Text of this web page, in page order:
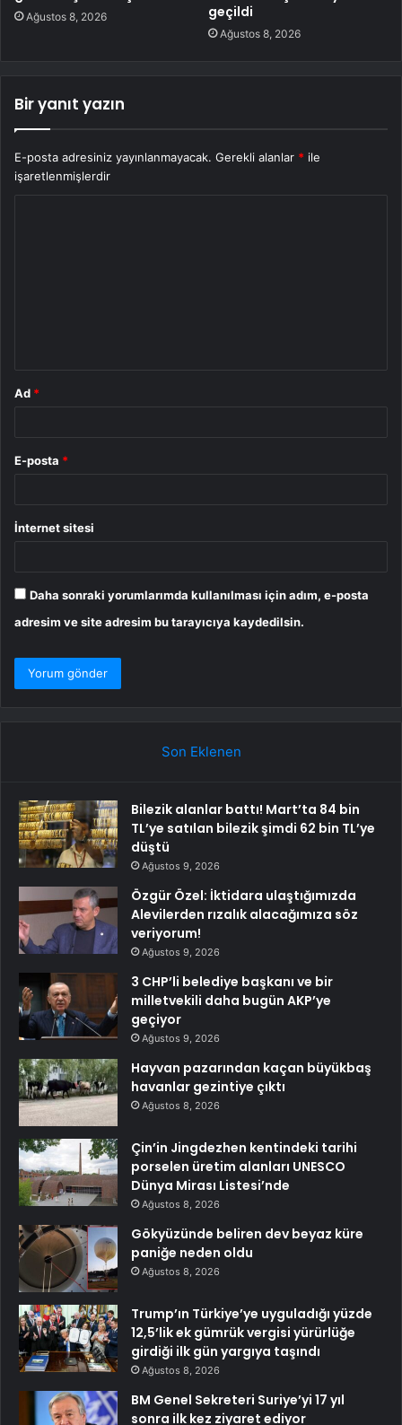
Ağustos 8, 2026
geçildi
Ağustos 8, 2026
Bir yanıt yazın
E-posta adresiniz yayınlanmayacak. Gerekli alanlar * ile
işaretlenmişlerdir
Ad *
E-posta *
İnternet sitesi
Daha sonraki yorumlarımda kullanılması için adım, e-posta
adresim ve site adresim bu tarayıcıya kaydedilsin.
Son Eklenen
Bilezik alanlar battı! Mart’ta 84 bin
TL’ye satılan bilezik şimdi 62 bin TL’ye
düştü
Ağustos 9, 2026
Özgür Özel: İktidara ulaştığımızda
Alevilerden rızalık alacağımıza söz
veriyorum!
Ağustos 9, 2026
3 CHP’li belediye başkanı ve bir
milletvekili daha bugün AKP’ye
geçiyor
Ağustos 9, 2026
Hayvan pazarından kaçan büyükbaş
havanlar gezintiye çıktı
Ağustos 8, 2026
Çin’in Jingdezhen kentindeki tarihi
porselen üretim alanları UNESCO
Dünya Mirası Listesi’nde
Ağustos 8, 2026
Gökyüzünde beliren dev beyaz küre
paniğe neden oldu
Ağustos 8, 2026
Trump’ın Türkiye’ye uyguladığı yüzde
12,5’lik ek gümrük vergisi yürürlüğe
girdiği ilk gün yargıya taşındı
Ağustos 8, 2026
BM Genel Sekreteri Suriye’yi 17 yıl
sonra ilk kez ziyaret ediyor